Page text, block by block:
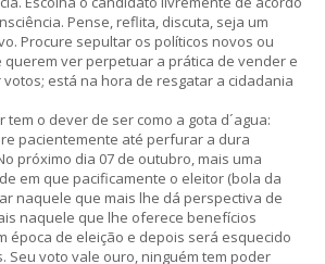
Pense, reflita, discuta, seja um
Procure sepultar os políticos novos ou
querem ver perpetuar a prática de vender e
votos; está na hora de resgatar a cidadania
tem o dever de ser como a gota d´agua:
pacientemente até perfurar a dura
próximo dia 07 de outubro, mais uma
em que pacificamente o eleitor (bola da
naquele que mais lhe dá perspectiva de
naquele que lhe oferece benefícios
época de eleição e depois será esquecido
Seu voto vale ouro, ninguém tem poder